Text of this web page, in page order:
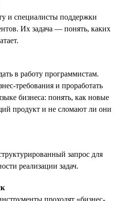
и специалисты поддержки
Их задача — понять, каких
в работу программистам.
требования и проработать
бизнеса: понять, как новые
продукт и не сломают ли они
запрос для
реализации задач.
проходят «бизнес-